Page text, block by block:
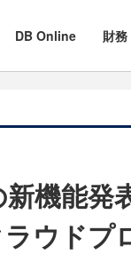
DB Online 財
機能
ウドプ